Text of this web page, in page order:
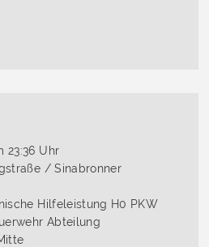
23:36 Uhr
/ Sinabronner
Hilfeleistung H0 PKW
Abteilung